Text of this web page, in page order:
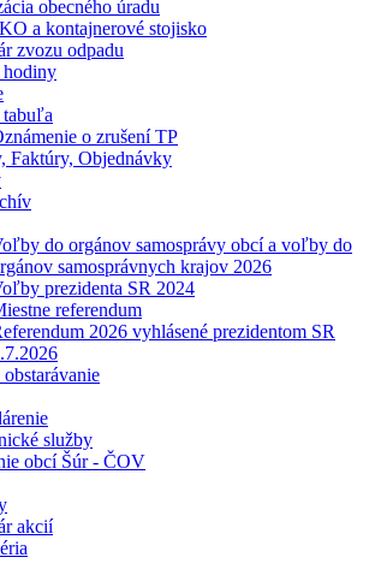
obecného úradu
a kontajnerové stojisko
zvozu odpadu
hodiny
tabuľa
o zrušení TP
Faktúry, Objednávky
do orgánov samosprávy obcí a voľby do
samosprávnych krajov 2026
prezidenta SR 2024
referendum
2026 vyhlásené prezidentom SR
služby
obcí Šúr - ČOV
akcií